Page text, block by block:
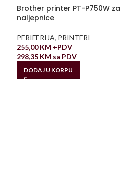
Brother printer PT-P750W za
naljepnice
PERIFERIJA, PRINTERI
255,00KM +PDV
298,35 KM sa PDV
DODAJ U KORPU